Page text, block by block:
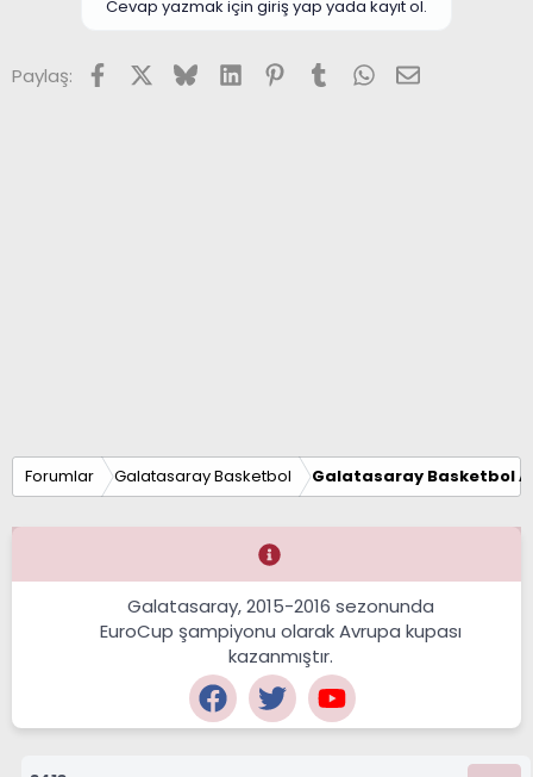
Cevap yazmak için giriş yap yada kayıt ol.
Paylaş: FacebookX (Twitter)
BlueskyLinkedInPinterest
TumblrWhatsApp
E-posta
Forumlar Galatasaray Basketbol Galatasaray Basketbol
Galatasaray, 2015-2016 sezonunda
EuroCup şampiyonu olarak Avrupa kupası
kazanmıştır.